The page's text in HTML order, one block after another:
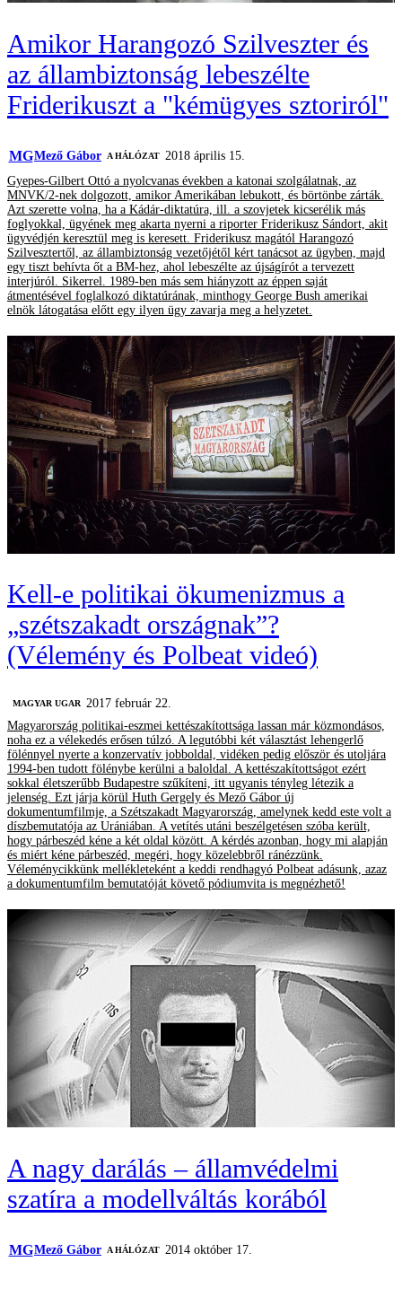
Amikor Harangozó Szilveszter és
az állambiztonság lebeszélte
Friderikuszt a "kémügyes sztoriról"
MGMező Gábor A HÁLÓZAT
2018 április 15.
Gyepes-Gilbert Ottó a nyolcvanas években a katonai szolgálatnak, az
MNVK/2-nek dolgozott, amikor Amerikában lebukott, és börtönbe zárták.
Azt szerette volna, ha a Kádár-diktatúra, ill. a szovjetek kicserélik más
foglyokkal, ügyének meg akarta nyerni a riporter Friderikusz Sándort, akit
ügyvédjén keresztül meg is keresett. Friderikusz magától Harangozó
Szilvesztertől, az állambiztonság vezetőjétől kért tanácsot az ügyben, majd
egy tiszt behívta őt a BM-hez, ahol lebeszélte az újságírót a tervezett
interjúról. Sikerrel. 1989-ben más sem hiányzott az éppen saját
átmentésével foglalkozó diktatúrának, minthogy George Bush amerikai
elnök látogatása előtt egy ilyen ügy zavarja meg a helyzetet.
Kell-e politikai ökumenizmus a
„szétszakadt országnak”?
(Vélemény és Polbeat videó)
MAGYAR UGAR 2017 február 22.
Magyarország politikai-eszmei kettészakítottsága lassan már közmondásos,
noha ez a vélekedés erősen túlzó. A legutóbbi két választást lehengerlő
fölénnyel nyerte a konzervatív jobboldal, vidéken pedig először és utoljára
1994-ben tudott fölénybe kerülni a baloldal. A kettészakítottságot ezért
sokkal életszerűbb Budapestre szűkíteni, itt ugyanis tényleg létezik a
jelenség. Ezt járja körül Huth Gergely és Mező Gábor új
dokumentumfilmje, a Szétszakadt Magyarország, amelynek kedd este volt a
díszbemutatója az Urániában. A vetítés utáni beszélgetésen szóba került,
hogy párbeszéd kéne a két oldal között. A kérdés azonban, hogy mi alapján
és miért kéne párbeszéd, megéri, hogy közelebbről ránézzünk.
Véleménycikkünk mellékleteként a keddi rendhagyó Polbeat adásunk, azaz
a dokumentumfilm bemutatóját követő pódiumvita is megnézhető!
A nagy darálás – államvédelmi
szatíra a modellváltás korából
MGMező Gábor A HÁLÓZAT 2014 október 17.